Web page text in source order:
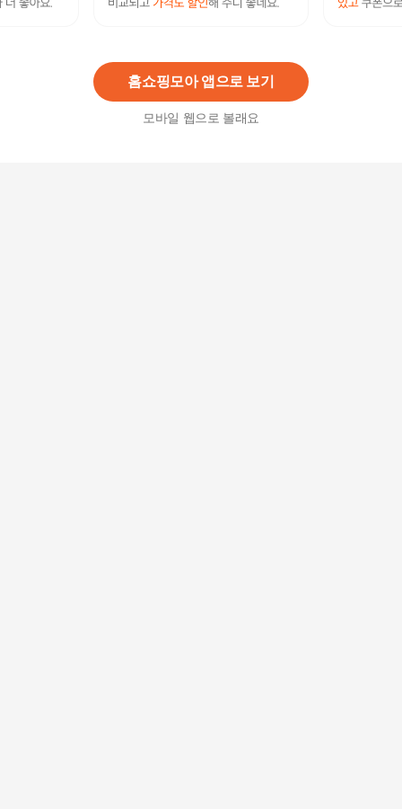
홈쇼핑모아 앱으로 보기
모바일 웹으로 볼래요
LIYIFB 스트랩 쪼리샌들 글래디에이터샌들 여성빅
69%41,370원